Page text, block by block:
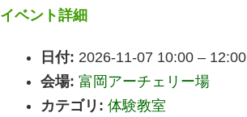
イベント詳細
日付: 2026-11-07 10:00 – 12:00
会場: 富岡アーチェリー場
カテゴリ: 体験教室